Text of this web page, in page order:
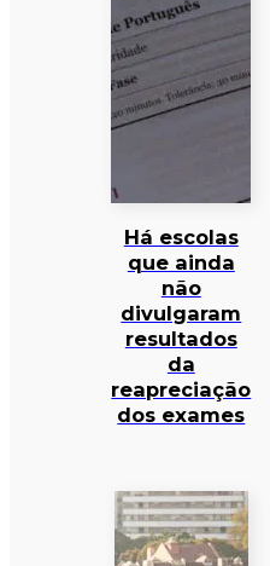
Há escolas
que ainda
não
divulgaram
resultados
da
reapreciação
dos exames